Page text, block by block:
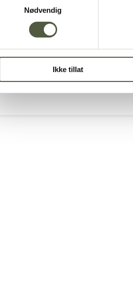
Nødvendig
Ikke tillat
nasjonalpark Femundsmarka og Gutulia